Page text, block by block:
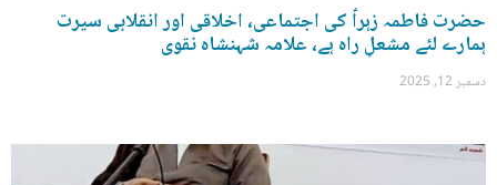
حضرت فاطمہ زہراؑ کی اجتماعی، اخلاقی اور انقلابی سیرت
ہمارے لئے مشعلِ راہ ہے، علامہ شہنشاہ نقوی
دسمبر 12, 2025